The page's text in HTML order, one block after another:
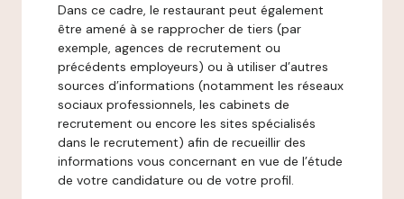
Dans ce cadre, le restaurant peut également
être amené à se rapprocher de tiers (par
exemple, agences de recrutement ou
précédents employeurs) ou à utiliser d’autres
sources d’informations (notamment les réseaux
sociaux professionnels, les cabinets de
recrutement ou encore les sites spécialisés
dans le recrutement) afin de recueillir des
informations vous concernant en vue de l’étude
de votre candidature ou de votre profil.